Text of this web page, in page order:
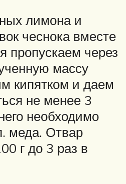
лимона и
чеснока вместе
пропускаем через
массу
кипятком и даем
не менее 3
необходимо
меда. Отвар
г до 3 раз в